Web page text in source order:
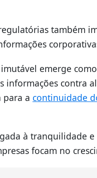
também
emerge
contra
para a continuidade
à tranquilidade
focam no